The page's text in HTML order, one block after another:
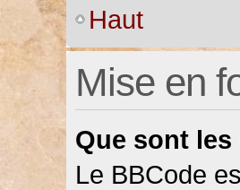
Haut
Mise en
Que sont les
Le BBCode